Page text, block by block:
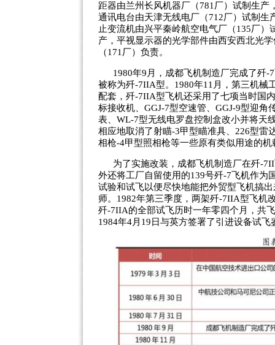
距器由兰州长风机器厂（781厂）试制生
通讯电台由天津无线电厂（712厂）试制
止变流机由兴平秦岭航空电气厂（135厂
产，平视显示器的光学部件由西安西北光
（171厂）负责。
1980年9月，成都飞机制造厂完成了歼
被称为歼-7IIA型。1980年11月，第三机械
配套，歼-7IIA型飞机还采用了七项当时国
标接收机、GGJ-7型空速管、GGJ-9型迎
表、WL-7型无线电罗盘控制盒改小并将天
相应地取消了射瞄-3甲型瞄准具、226型雷
相枪-4甲型照相枪等一些原有类似用途的机
为了实施改装，成都飞机制造厂在歼-
外还将工厂自留使用的139号歼-7飞机作为
试验和试飞以便尽快地能把外贸型飞机搞
师。1982年第三季度，两架歼-7IIA型飞机
歼-7IIA的全部试飞历时一年零四个月，共
1984年4月19日与英方签署了引进设备试